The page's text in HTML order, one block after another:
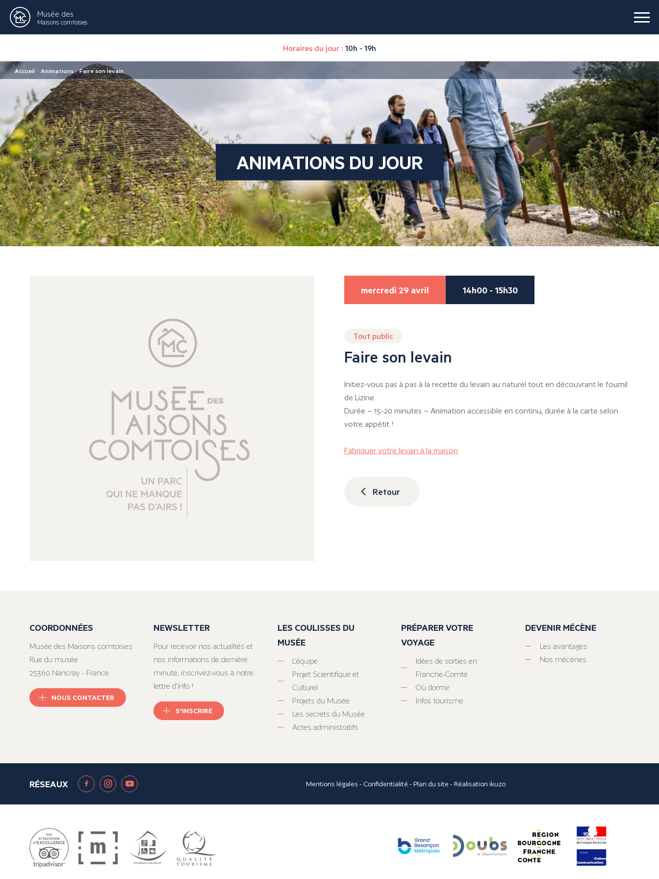
Musée des
Maisons comtoises
Horaires du jour : 10h - 19h
Accueil > Animations>Faire son levain
ANIMATIONS DU JOUR
mercredi 29 avril 14h00 - 15h30
Tout public
Faire son levain
Initiez-vous pas à pas à la recette du levain au naturel tout en découvrant le fournil
de Lizine.
Durée – 15-20 minutes – Animation accessible en continu, durée à la carte selon
votre appétit !
Fabriquer votre levain à la maison
Retour
COORDONNÉES
Musée des Maisons comtoises
Rue du musée
25360 Nancray - France
NOUS CONTACTER
NEWSLETTER
Pour recevoir nos actualités et
nos informations de dernière
minute, inscrivez-vous à notre
lettre d’info !
S'INSCRIRE
LES COULISSES DU
MUSÉE
L’équipe
Projet Scientifique et
Culturel
Projets du Musée
Les secrets du Musée
Actes administratifs
PRÉPARER VOTRE
VOYAGE
Idées de sorties en
Franche-Comté
Où dormir
Infos tourisme
DEVENIR MÉCÈNE
Les avantages
Nos mécènes
RÉSEAUX Mentions légales - Confidentialité -Plan du site - Réalisationikuzo